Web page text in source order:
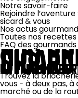
Notre savoir-faire
Rejoindre l’aventure
sicard & vous
Nos actus
Toutes nos recettes
FAQ des gourmands
NOS
SICARD
UN PARFUM DE
Trouvez la
vous - à deux pas, à
marché ou de la